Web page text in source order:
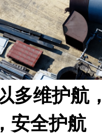
多维护航
安全护航